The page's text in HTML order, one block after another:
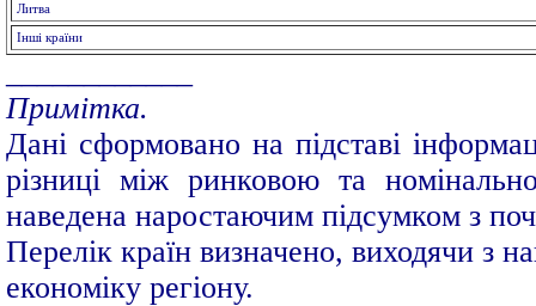
Литва
Інші країни
Примітка.
Дані сформовано на підставі
різниці між ринковою та
наведена наростаючим підсумком з
Перелік країн визначено, виходячи з
економіку регіону.